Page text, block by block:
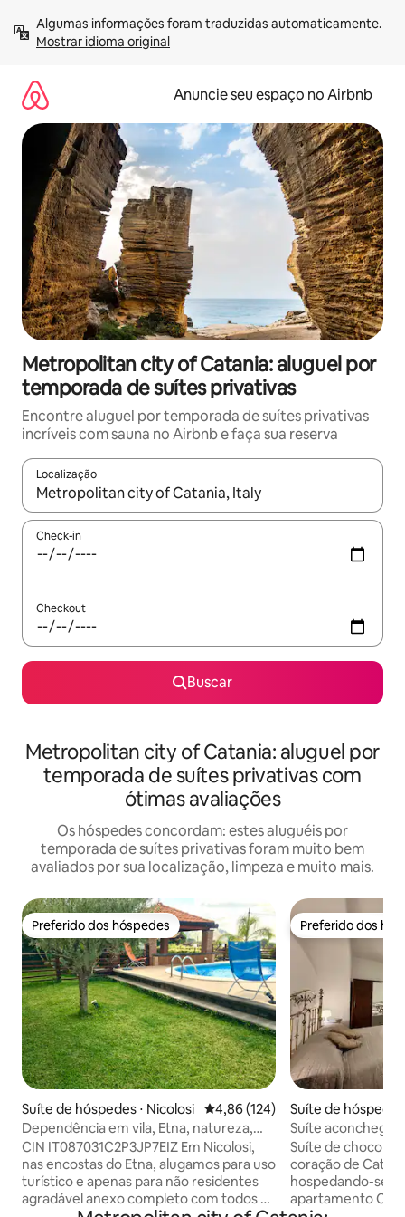
para
Mostrar idioma original
Anuncie seu espaço no Airbnb
Metropolitan city of Catania: aluguel por
temporada de suítes privativas
Encontre aluguel por temporada de suítes privativas
incríveis com sauna no Airbnb e faça sua reserva
Localização
Quando os resultados estiverem disponíveis, explore-os
Check-in
Checkout
Buscar
Metropolitan city of Catania: aluguel por
temporada de suítes privativas com
ótimas avaliações
Os hóspedes concordam: estes aluguéis por
temporada de suítes privativas foram muito bem
avaliados por sua localização, limpeza e muito mais.
Preferido dos hóspedes
Preferido dos hóspedes
Suíte de hóspedes ⋅ Nicolosi 4,86 de uma avaliação média de
4,86 (124)
Dependência em vila, Etna, natureza,
relaxamento
CIN IT087031C2P3JP7EIZ Em Nicolosi,
nas encostas do Etna, alugamos para uso
turístico e apenas para não residentes
agradável anexo completo com todos os
Preferido dos
Preferido dos
Suíte de
Suíte
- Centro histórico
Suíte de
coração de Catânia Descubra
hospedando-se
apartamento